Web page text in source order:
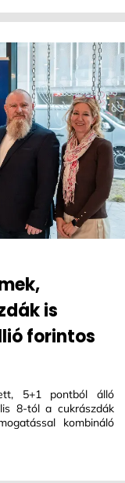
is
forintos
5+1 pontból álló
8-tól a cukrászdák
kombináló